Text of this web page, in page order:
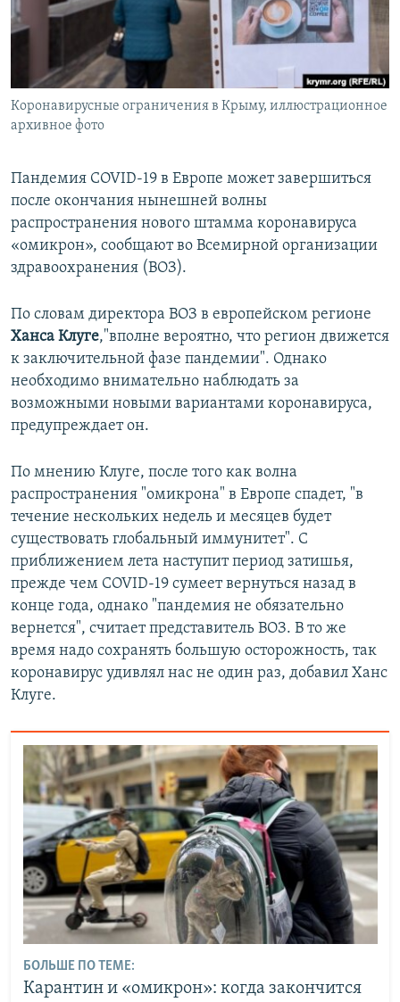
ПОБЕДИТЕЛЕЙ НЕ СУДЯТ?
КРЫМ.НЕПОКОРЕННЫЙ
ELIFBE
УКРАИНСКАЯ ПРОБЛЕМА КРЫМА
ПРИСОЕДИНЯЙТЕСЬ!
Все сайты RFE/RL
Коронавирусные ограничения в Крыму, иллюстрационное
архивное фото
Пандемия COVID-19 в Европе может завершиться
после окончания нынешней волны
распространения нового штамма коронавируса
«омикрон», сообщают во Всемирной организации
здравоохранения (ВОЗ).
По словам директора ВОЗ в европейском регионе
Ханса Клуге,"вполне вероятно, что регион движется
к заключительной фазе пандемии". Однако
необходимо внимательно наблюдать за
возможными новыми вариантами коронавируса,
предупреждает он.
По мнению Клуге, после того как волна
распространения "омикрона" в Европе спадет, "в
течение нескольких недель и месяцев будет
существовать глобальный иммунитет". С
приближением лета наступит период затишья,
прежде чем COVID-19 сумеет вернуться назад в
конце года, однако "пандемия не обязательно
вернется", считает представитель ВОЗ. В то же
время надо сохранять большую осторожность, так
коронавирус удивлял нас не один раз, добавил Ханс
Клуге.
БОЛЬШЕ ПО ТЕМЕ:
Карантин и «омикрон»: когда закончится